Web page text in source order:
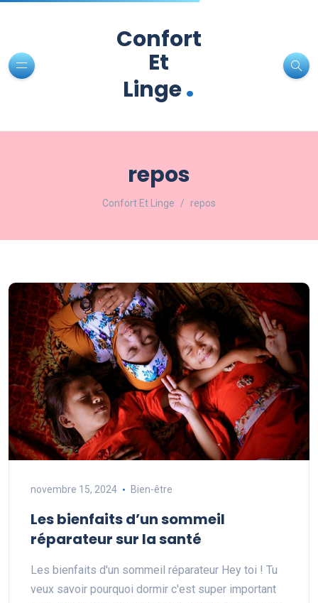
Confort
Et
Linge.
repos
Confort Et Linge repos
novembre 15, 2024 Bien-être
Les bienfaits d’un sommeil
réparateur sur la santé
Les bienfaits d'un sommeil réparateur Hey toi ! Tu
veux savoir pourquoi dormir c'est super important